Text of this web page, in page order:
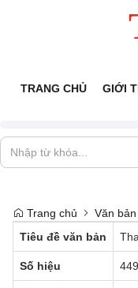
TRANG CHỦ GIỚI
Trang chủ Văn
Tiêu đề văn bản
Số hiệu